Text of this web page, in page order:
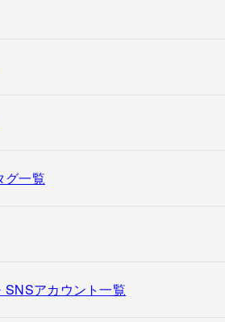
グ一覧
SNSアカウント一覧